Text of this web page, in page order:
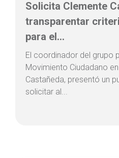
Solicita Clemente
transparentar
para el...
El coordinador del grupo
Movimiento Ciudadano
Castañeda, presentó un
solicitar al...